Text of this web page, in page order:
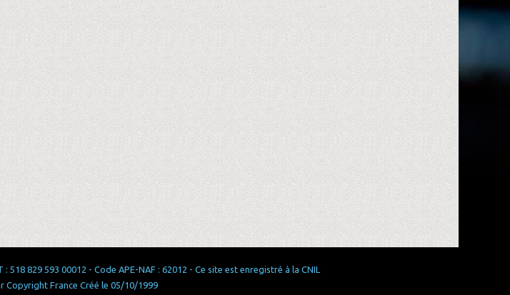
829 593 00012 - Code APE-NAF : 62012 - Ce site est enregistré à la CNIL
Copyright France Créé le 05/10/1999